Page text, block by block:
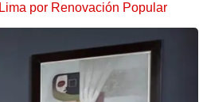
por Renovación Popular